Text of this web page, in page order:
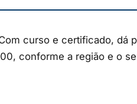
curso e certificado, dá
conforme a região e o